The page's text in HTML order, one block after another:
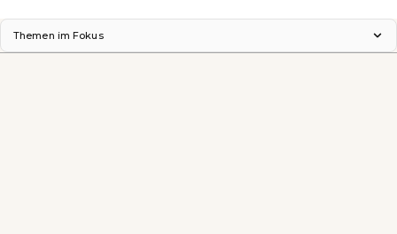
Themen im Fokus